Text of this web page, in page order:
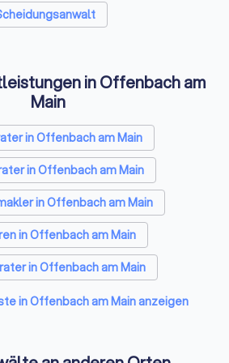
etc.)
Fotos, Zeugenaussagen)
und Ziele
Sie stellen
mit ähnlichen Fällen?
Sie meine Erfolgsaussichten ein?
muss ich insgesamt rechnen
in Offenbach am
Main
in Offenbach am Main
in Offenbach am Main
in Offenbach am Main
in Offenbach am Main
in Offenbach am Main
in Offenbach am Main anzeigen